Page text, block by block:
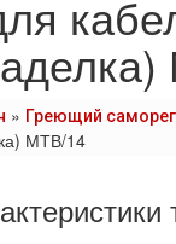
» Греющий
МТВ/14